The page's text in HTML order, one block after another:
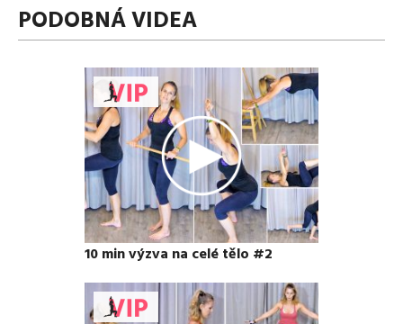
PODOBNÁ VIDEA
10 min výzva na celé tělo #2